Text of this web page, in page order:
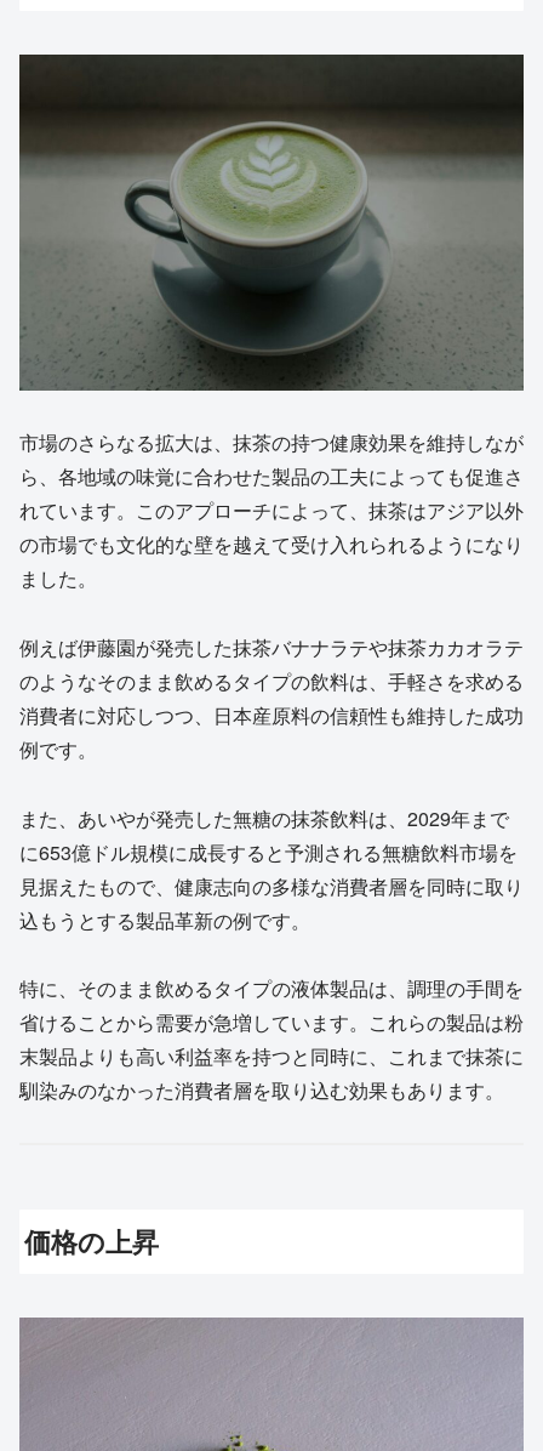
市場のさらなる拡大は、抹茶の持つ健康効果を維持しなが
ら、各地域の味覚に合わせた製品の工夫によっても促進さ
れています。このアプローチによって、抹茶はアジア以外
の市場でも文化的な壁を越えて受け入れられるようになり
ました。
例えば伊藤園が発売した抹茶バナナラテや抹茶カカオラテ
のようなそのまま飲めるタイプの飲料は、手軽さを求める
消費者に対応しつつ、日本産原料の信頼性も維持した成功
例です。
また、あいやが発売した無糖の抹茶飲料は、2029年まで
に653億ドル規模に成長すると予測される無糖飲料市場を
見据えたもので、健康志向の多様な消費者層を同時に取り
込もうとする製品革新の例です。
特に、そのまま飲めるタイプの液体製品は、調理の手間を
省けることから需要が急増しています。これらの製品は粉
末製品よりも高い利益率を持つと同時に、これまで抹茶に
馴染みのなかった消費者層を取り込む効果もあります。
価格の上昇